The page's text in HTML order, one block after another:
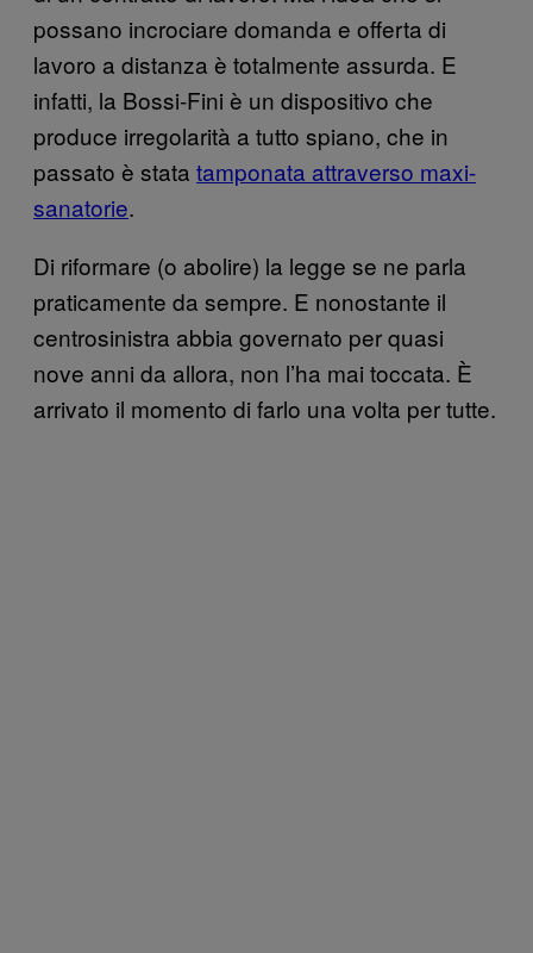
possano incrociare domanda e offerta di
lavoro a distanza è totalmente assurda. E
infatti, la Bossi-Fini è un dispositivo che
produce irregolarità a tutto spiano, che in
passato è stata tamponata attraverso maxi-
sanatorie.
Di riformare (o abolire) la legge se ne parla
praticamente da sempre. E nonostante il
centrosinistra abbia governato per quasi
nove anni da allora, non l’ha mai toccata. È
arrivato il momento di farlo una volta per tutte.